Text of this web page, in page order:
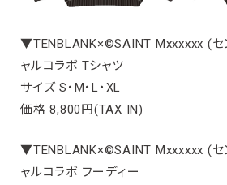
▼TENBLANK×©SAINT Mxxxxxx (セ
ャルコラボ Tシャツ
サイズ S・M・L・XL
価格 8,800円(TAX IN)
▼TENBLANK×©SAINT Mxxxxxx (セ
ャルコラボ フーディー